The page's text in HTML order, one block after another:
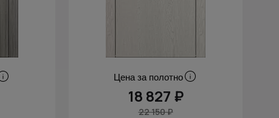
Цена за полотно
18 827 ₽
22 150 ₽